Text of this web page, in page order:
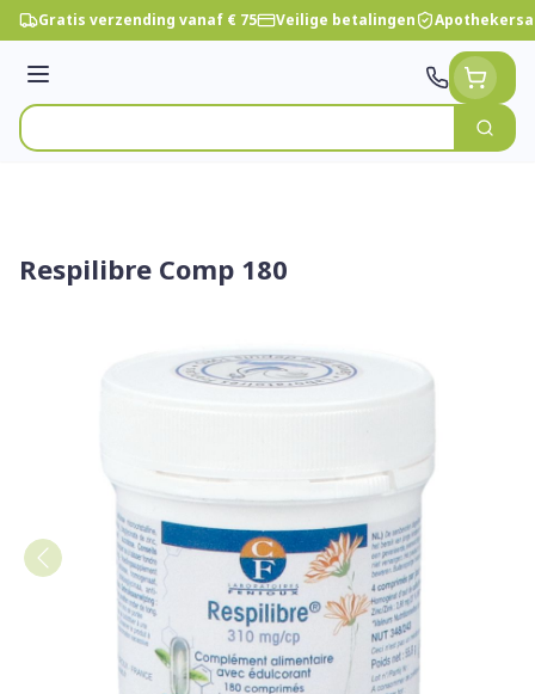
Ga naar de inhoud
Gratis verzending vanaf € 75 Veilige betalingen
Menu
Product, merk, categorie...
Zoek
Respilibre Comp 180